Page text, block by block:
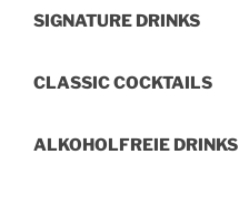
SIGNATURE DRINKS
CLASSIC COCKTAILS
ALKOHOLFREIE DRINKS